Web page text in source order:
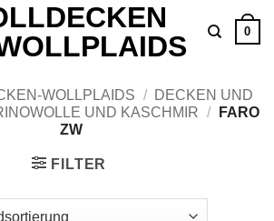
0
WOLLPLAIDS /
DECKEN UND
UND KASCHMIR /
FARO
ZW
FILTER